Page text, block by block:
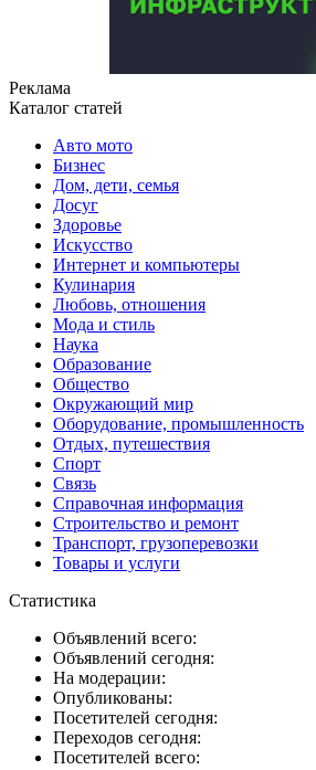
Реклама
Каталог статей
Авто мото
Бизнес
Дом, дети, семья
Досуг
Здоровье
Искусство
Интернет и компьютеры
Кулинария
Любовь, отношения
Мода и стиль
Наука
Образование
Общество
Окружающий мир
Оборудование, промышленность
Отдых, путешествия
Спорт
Связь
Справочная информация
Строительство и ремонт
Транспорт, грузоперевозки
Товары и услуги
Статистика
Объявлений всего:
Объявлений сегодня:
На модерации:
Опубликованы:
Посетителей сегодня:
Переходов сегодня:
Посетителей всего: